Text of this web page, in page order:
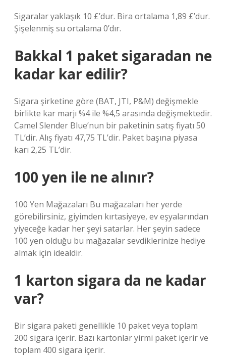
Sigaralar yaklaşık 10 £’dur. Bira ortalama 1,89 £’dur.
Şişelenmiş su ortalama 0’dır.
Bakkal 1 paket sigaradan ne
kadar kar edilir?
Sigara şirketine göre (BAT, JTI, P&M) değişmekle
birlikte kar marjı %4 ile %4,5 arasında değişmektedir.
Camel Slender Blue’nun bir paketinin satış fiyatı 50
TL’dir. Alış fiyatı 47,75 TL’dir. Paket başına piyasa
karı 2,25 TL’dir.
100 yen ile ne alınır?
100 Yen Mağazaları Bu mağazaları her yerde
görebilirsiniz, giyimden kırtasiyeye, ev eşyalarından
yiyeceğe kadar her şeyi satarlar. Her şeyin sadece
100 yen olduğu bu mağazalar sevdiklerinize hediye
almak için idealdir.
1 karton sigara da ne kadar
var?
Bir sigara paketi genellikle 10 paket veya toplam
200 sigara içerir. Bazı kartonlar yirmi paket içerir ve
toplam 400 sigara içerir.